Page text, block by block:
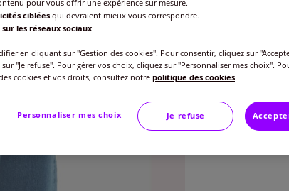
40
44
pour vous offrir une expérience sur mesure.
ciblées qui devraient mieux vous correspondre.
les réseaux sociaux.
en cliquant sur "Gestion des cookies". Pour consentir, cliquez sur
"Je refuse". Pour gérer vos choix, cliquez sur "Personnaliser mes choix".
cookies et vos droits, consultez notre politique des cookies.
Personnaliser mes choix Je refuse